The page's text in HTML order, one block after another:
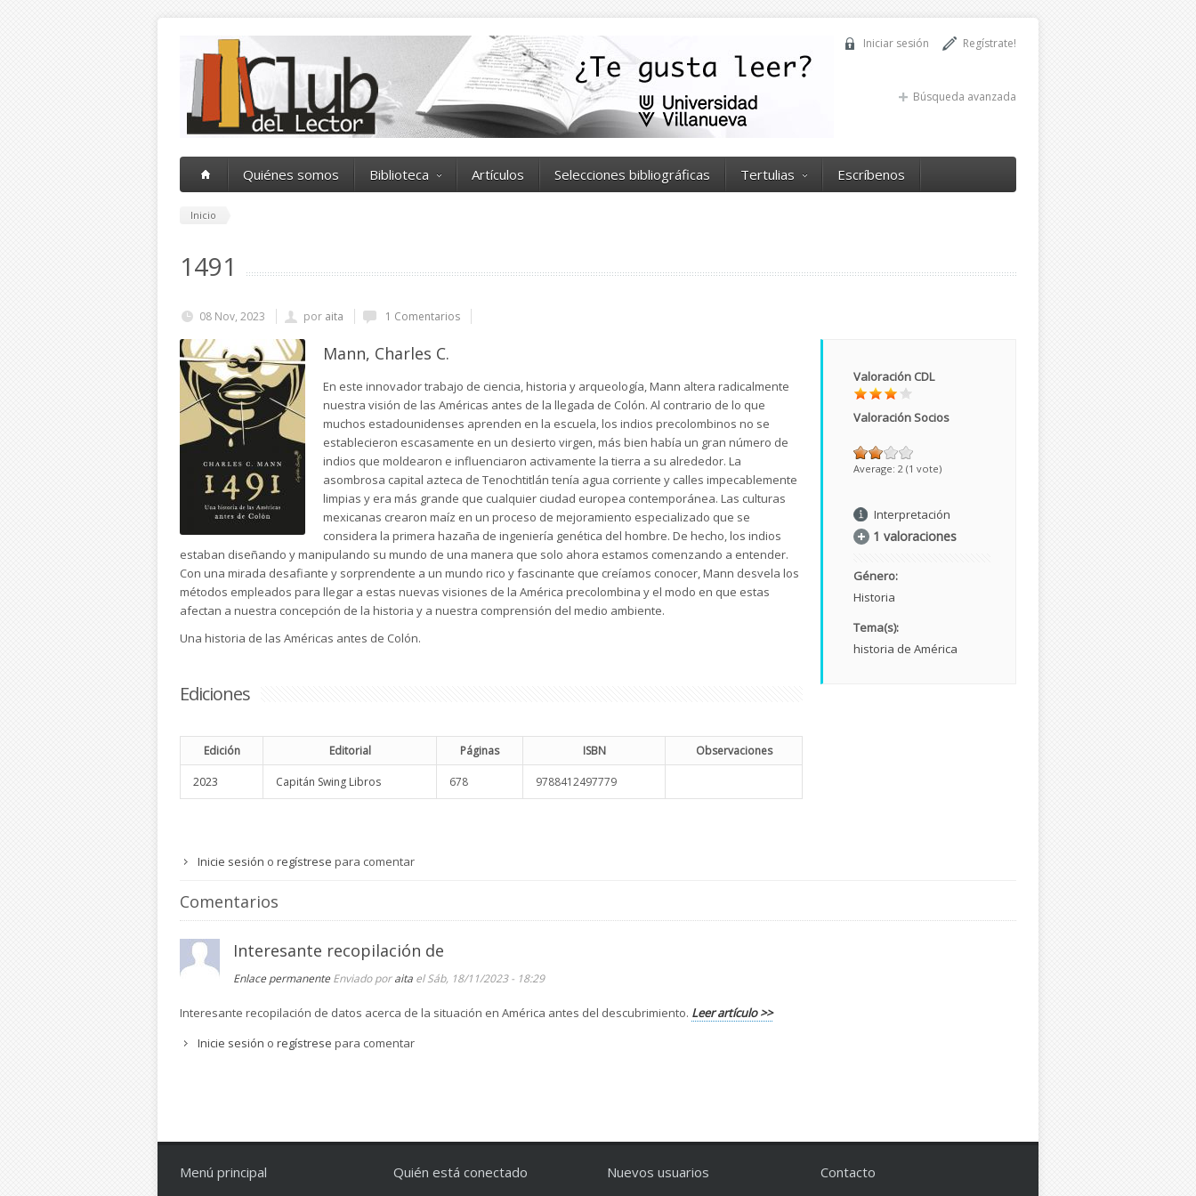
Regístrate!
Iniciar sesión
Búsqueda avanzada
Quiénes somos Biblioteca Artículos Selecciones bibliográficas Tertulias Escríbenos
Inicio
1491
08 Nov, 2023 por aita 1 Comentarios
Mann, Charles C.
En este innovador trabajo de ciencia, historia y arqueología, Mann altera radicalmente
nuestra visión de las Américas antes de la llegada de Colón. Al contrario de lo que
muchos estadounidenses aprenden en la escuela, los indios precolombinos no se
establecieron escasamente en un desierto virgen, más bien había un gran número de
indios que moldearon e influenciaron activamente la tierra a su alrededor. La
asombrosa capital azteca de Tenochtitlán tenía agua corriente y calles impecablemente
limpias y era más grande que cualquier ciudad europea contemporánea. Las culturas
mexicanas crearon maíz en un proceso de mejoramiento especializado que se
considera la primera hazaña de ingeniería genética del hombre. De hecho, los indios
estaban diseñando y manipulando su mundo de una manera que solo ahora estamos comenzando a entender.
Con una mirada desafiante y sorprendente a un mundo rico y fascinante que creíamos conocer, Mann desvela los
métodos empleados para llegar a estas nuevas visiones de la América precolombina y el modo en que estas
afectan a nuestra concepción de la historia y a nuestra comprensión del medio ambiente.
Una historia de las Américas antes de Colón.
Ediciones
Edición Editorial Páginas ISBN Observaciones
2023 Capitán Swing Libros 678 9788412497779
Valoración CDL
Valoración Socios
Average: 2 (1 vote)
Interpretación
1 valoraciones
Género:
Historia
Tema(s):
historia de América
Inicie sesión o regístrese para comentar
Comentarios
Interesante recopilación de
Enlace permanente Enviado poraita el Sáb, 18/11/2023 - 18:29
Interesante recopilación de datos acerca de la situación en América antes del descubrimiento. Leer artículo >>
Inicie sesión o regístrese para comentar
Menú principal Quién está conectado Nuevos usuarios Contacto